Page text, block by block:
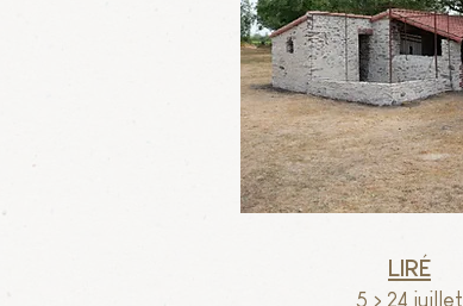
Liré
5 > 24 juillet